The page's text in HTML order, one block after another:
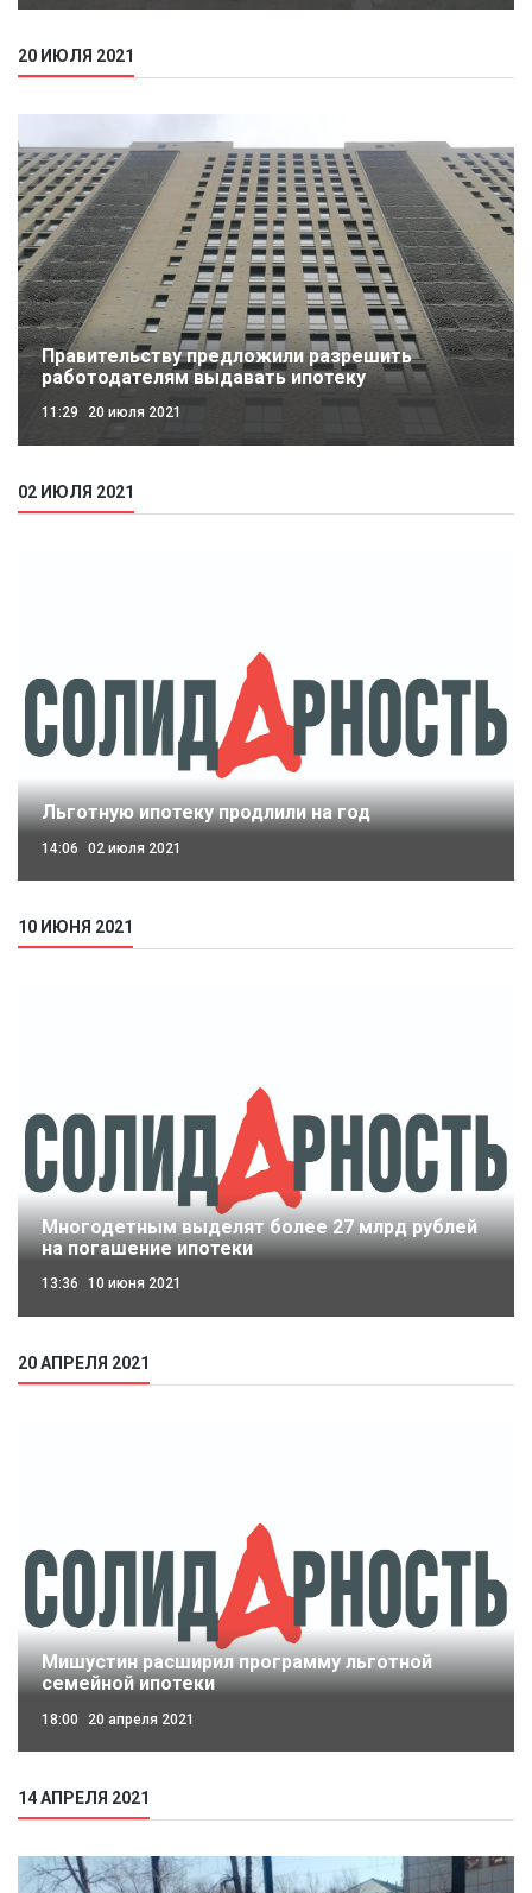
20 ИЮЛЯ 2021
Правительству предложили разрешить
работодателям выдавать ипотеку
11:29 20 июля 2021
02 ИЮЛЯ 2021
Льготную ипотеку продлили на год
14:06 02 июля 2021
10 ИЮНЯ 2021
Многодетным выделят более 27 млрд рублей
на погашение ипотеки
13:36 10 июня 2021
20 АПРЕЛЯ 2021
Мишустин расширил программу льготной
семейной ипотеки
18:00 20 апреля 2021
14 АПРЕЛЯ 2021